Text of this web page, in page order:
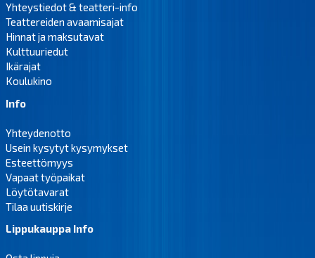
Yhteystiedot & teatteri-info
Teattereiden avaamisajat
Hinnat ja maksutavat
Kulttuuriedut
Ikärajat
Koulukino
Info
Yhteydenotto
Usein kysytyt kysymykset
Esteettömyys
Vapaat työpaikat
Löytötavarat
Tilaa uutiskirje
Lippukauppa Info